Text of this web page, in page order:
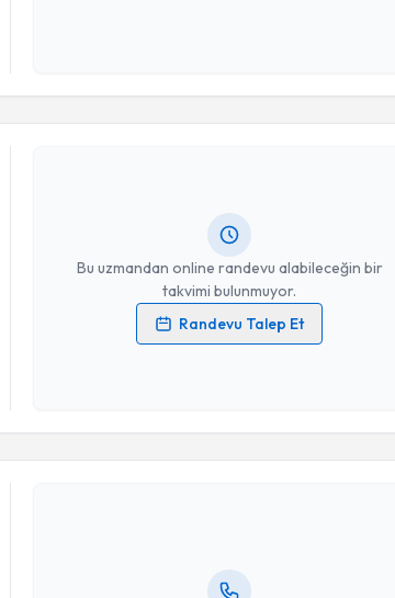
Takvim Talebini Gönder
Bu uzmandan online randevu alabileceğin bir
takvimi bulunmuyor.
Randevu Talep Et
Randevu Takvimi Talebi
Uzm. Dr. Volkan Bozdemir
Kişisel verilerimin işlenmesine ilişkinAydınlatma Metni
Takvim Talebini Gönder